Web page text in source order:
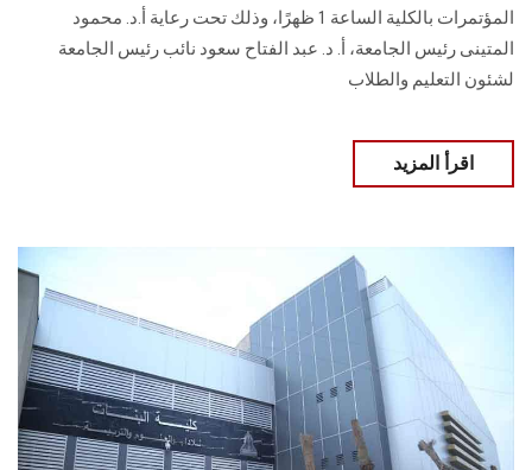
سجل الان
المؤتمرات بالكلية الساعة 1 ظهرًا، وذلك تحت رعاية أ.د. محمود
المتينى رئيس الجامعة، أ. د. عبد الفتاح سعود نائب رئيس الجامعة
لشئون التعليم والطلاب
اقرأ المزيد